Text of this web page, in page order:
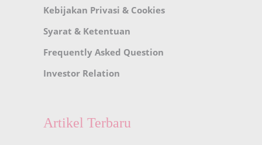
Kebijakan Privasi & Cookies
Syarat & Ketentuan
Frequently Asked Question
Investor Relation
Artikel Terbaru